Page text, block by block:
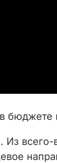
бюджете
всего-